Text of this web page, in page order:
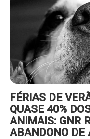
cute-pet-
FÉRIAS DE
QUASE 40%
ANIMAIS: GNR
ABANDONO DE